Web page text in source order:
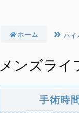
ホーム ハイ
メンズライ
手術時